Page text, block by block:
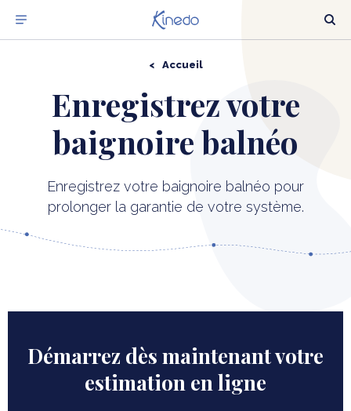
DÉCOUVRIR LA BALNÉO
OÙ TROUVER NOS PRODUITS ?
OBTENIR UNE ESTIMATION
Accueil
Enregistrez votre
baignoire balnéo
Enregistrez votre baignoire balnéo pour
prolonger la garantie de votre système.
Démarrez dès maintenant votre
estimation en ligne